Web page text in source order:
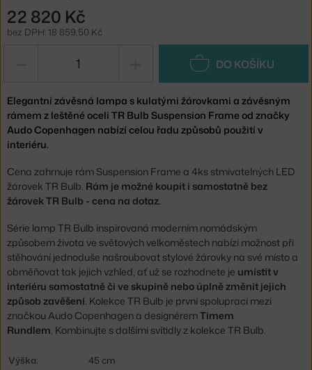
22 820 Kč
bez DPH: 18 859,50 Kč
DO KOŠÍKU
Elegantní závěsná lampa s kulatými žárovkami a závěsným
rámem z leštěné oceli TR Bulb Suspension Frame od značky
Audo Copenhagen nabízí celou řadu způsobů použití v
interiéru.
Cena zahrnuje rám Suspension Frame a 4ks stmívatelných LED
žárovek TR Bulb. Rám je možné koupit i samostatně bez
žárovek TR Bulb - cena na dotaz.
Série lamp TR Bulb inspirovaná moderním nomádským
způsobem života ve světových velkoměstech nabízí možnost při
stěhování jednoduše našroubovat stylové žárovky na své místo a
obměňovat tak jejich vzhled, ať už se rozhodnete je umístit v
interiéru samostatně či ve skupině nebo úplně změnit jejich
způsob zavěšení. Kolekce TR Bulb je první spoluprací mezi
značkou Audo Copenhagen a designéremTimem
Rundlem. Kombinujte s dalšími svítidly z kolekce TR Bulb.
Výška:
45 cm